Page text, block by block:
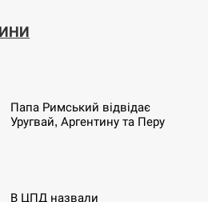
Папа Римський відвідає
Уругвай, Аргентину та Перу
В ЦПД назвали